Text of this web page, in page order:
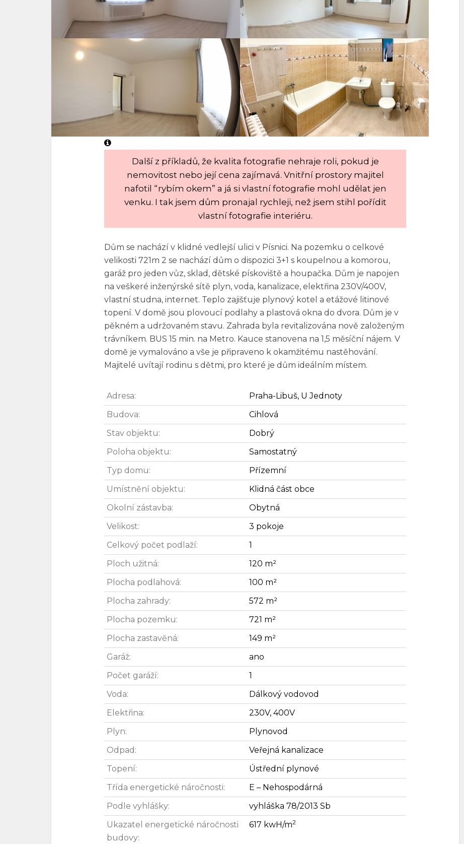
Další z příkladů, že kvalita fotografie nehraje roli, pokud je
nemovitost nebo její cena zajímavá. Vnitřní prostory majitel
nafotil “rybím okem” a já si vlastní fotografie mohl udělat jen
venku. I tak jsem dům pronajal rychleji, než jsem stihl pořídit
vlastní fotografie interiéru.
Dům se nachází v klidné vedlejší ulici v Písnici. Na pozemku o celkové
velikosti 721m 2 se nachází dům o dispozici 3+1 s koupelnou a komorou,
garáž pro jeden vůz, sklad, dětské pískoviště a houpačka. Dům je napojen
na veškeré inženýrské sítě plyn, voda, kanalizace, elektřina 230V/400V,
vlastní studna, internet. Teplo zajišťuje plynový kotel a etážové litinové
topení. V domě jsou plovoucí podlahy a plastová okna do dvora. Dům je v
pěkném a udržovaném stavu. Zahrada byla revitalizována nově založeným
trávníkem. BUS 15 min. na Metro. Kauce stanovena na 1,5 měsíční nájem. V
domě je vymalováno a vše je připraveno k okamžitému nastěhování.
Majitelé uvítají rodinu s dětmi, pro které je dům ideálním místem.
Adresa:
Praha-Libuš, U Jednoty
Budova:
Cihlová
Stav objektu:
Dobrý
Poloha objektu:
Samostatný
Typ domu:
Přízemní
Umístnění objektu:
Klidná část obce
Okolní zástavba:
Obytná
Velikost:
3 pokoje
Celkový počet podlaží:
1
Ploch užitná:
120 m²
Plocha podlahová:
100 m²
Plocha zahrady:
572 m²
Plocha pozemku:
721 m²
Plocha zastavěná:
149 m²
Garáž:
ano
Počet garáží:
1
Voda:
Dálkový vodovod
Elektřina:
230V, 400V
Plyn:
Plynovod
Odpad:
Veřejná kanalizace
Topení:
Ústřední plynové
Třída energetické náročnosti:
E – Nehospodárná
Podle vyhlášky:
vyhláška 78/2013 Sb
Ukazatel energetické náročnosti
budovy:
617 kwH/m2